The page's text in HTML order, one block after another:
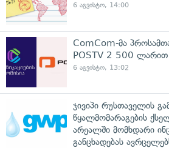
6 აგვისტო, 14:00
ComCom-მა
POSTV 2 500 ლარით
6 აგვისტო, 13:02
ჯივიპი რუსთაველის
წყალმომარაგების
არეალში მომხდარი
განცხადებას